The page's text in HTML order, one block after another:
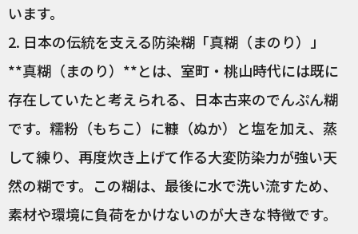
います。
2. 日本の伝統を支える防染糊「真糊（まのり）」
**真糊（まのり）**とは、室町・桃山時代には既に
存在していたと考えられる、日本古来のでんぷん糊
です。糯粉（もちこ）に糠（ぬか）と塩を加え、蒸
して練り、再度炊き上げて作る大変防染力が強い天
然の糊です。この糊は、最後に水で洗い流すため、
素材や環境に負荷をかけないのが大きな特徴です。